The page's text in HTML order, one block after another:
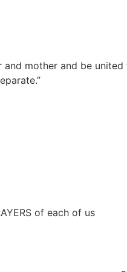
and mother and be
of each of us